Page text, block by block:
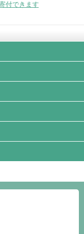
付できます